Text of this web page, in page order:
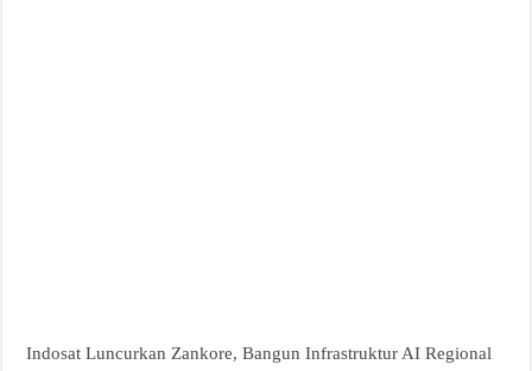
Indosat Luncurkan Zankore, Bangun Infrastruktur AI Regional